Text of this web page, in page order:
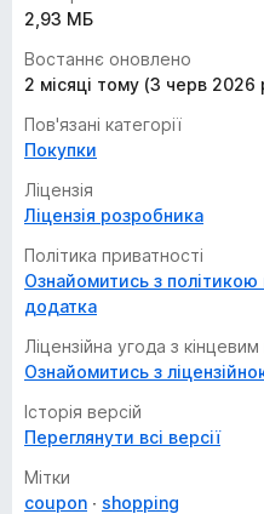
2,93 МБ
Востаннє оновлено
2 місяці тому (3 черв 2026
Пов'язані категорії
Покупки
Ліцензія
Ліцензія розробника
Політика приватності
Ознайомитись з політикою
додатка
Ліцензійна угода з
Ознайомитись з
Історія версій
Переглянути всі версії
Мітки
coupon
shopping